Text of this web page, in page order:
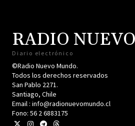
RADIO
Diario electrónico
©Radio Nuevo Mundo.
Todos los derechos reservados
San Pablo 2271.
Santiago, Chile
Email : info@radionuevomundo.cl
Fono: 56 2 6883175